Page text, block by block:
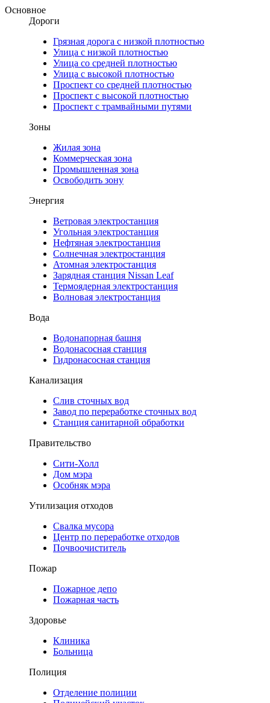
Основное
Дороги
Грязная дорога с низкой плотностью
Улица с низкой плотностью
Улица со средней плотностью
Улица с высокой плотностью
Проспект со средней плотностью
Проспект с высокой плотностью
Проспект с трамвайными путями
Зоны
Жилая зона
Коммерческая зона
Промышленная зона
Освободить зону
Энергия
Ветровая электростанция
Угольная электростанция
Нефтяная электростанция
Солнечная электростанция
Атомная электростанция
Зарядная станция Nissan Leaf
Термоядерная электростанция
Волновая электростанция
Вода
Водонапорная башня
Водонасосная станция
Гидронасосная станция
Канализация
Слив сточных вод
Завод по переработке сточных вод
Станция санитарной обработки
Правительство
Сити-Холл
Дом мэра
Особняк мэра
Утилизация отходов
Свалка мусора
Центр по переработке отходов
Почвоочиститель
Пожар
Пожарное депо
Пожарная часть
Здоровье
Клиника
Больница
Полиция
Отделение полиции